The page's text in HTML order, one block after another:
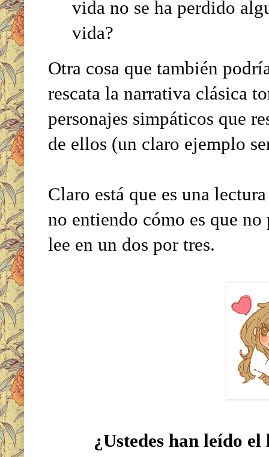
vida no se ha perdido
vida?
Otra cosa que también
rescata la narrativa clásica
personajes simpáticos que
de ellos (un claro ejemplo
Claro está que es una
no entiendo cómo es que
lee en un dos por tres.
¿Ustedes han leído